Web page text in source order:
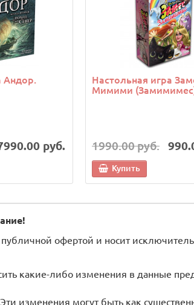
Андор.
руб.
Настольная игра
Мимими
1990.00 руб.
Купить
офертой и носит
какие-либо изменения в данные
изменения могут быть как